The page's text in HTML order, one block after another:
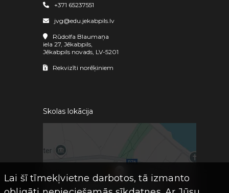
+371 65237551
jvg@edu.jekabpils.lv
Rūdolfa Blaumaņa
iela 27, Jēkabpils,
Jēkabpils novads, LV-5201
Rekvizīti norēķiniem
Skolas lokācija
Lai šī tīmekļvietne darbotos, tā izmanto